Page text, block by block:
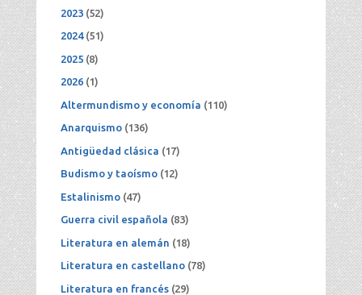
2023(52)
2024(51)
2025(8)
2026(1)
Altermundismo y economía (110)
Anarquismo(136)
Antigüedad clásica (17)
Budismo y taoísmo(12)
Estalinismo(47)
Guerra civil española (83)
Literatura en alemán (18)
Literatura en castellano(78)
Literatura en francés(29)